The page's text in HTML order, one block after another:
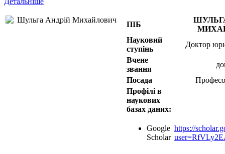
ПІБ
Науковий
ступінь
Доктор
Вчене
звання
Посада
Профілі в
наукових
базах даних:
Google
Scholar
https://